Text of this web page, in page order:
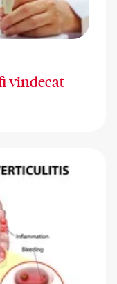
vindecat